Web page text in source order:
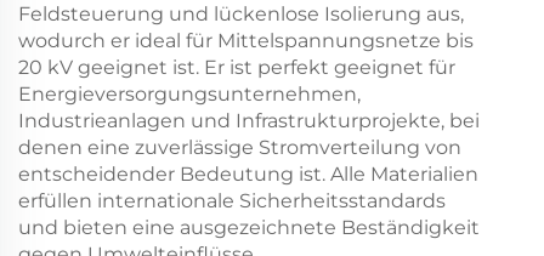
Feldsteuerung und lückenlose Isolierung aus,
wodurch er ideal für Mittelspannungsnetze bis
20 kV geeignet ist. Er ist perfekt geeignet für
Energieversorgungsunternehmen,
Industrieanlagen und Infrastrukturprojekte, bei
denen eine zuverlässige Stromverteilung von
entscheidender Bedeutung ist. Alle Materialien
erfüllen internationale Sicherheitsstandards
und bieten eine ausgezeichnete Beständigkeit